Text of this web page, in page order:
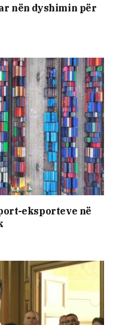
nën dyshimin për
eksporteve në